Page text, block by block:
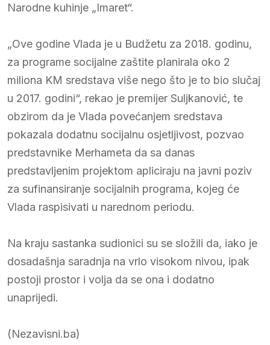
Narodne kuhinje „Imaret“.
„Ove godine Vlada je u Budžetu za 2018. godinu,
za programe socijalne zaštite planirala oko 2
miliona KM sredstava više nego što je to bio slučaj
u 2017. godini“, rekao je premijer Suljkanović, te
obzirom da je Vlada povećanjem sredstava
pokazala dodatnu socijalnu osjetljivost, pozvao
predstavnike Merhameta da sa danas
predstavljenim projektom apliciraju na javni poziv
za sufinansiranje socijalnih programa, kojeg će
Vlada raspisivati u narednom periodu.
Na kraju sastanka sudionici su se složili da, iako je
dosadašnja saradnja na vrlo visokom nivou, ipak
postoji prostor i volja da se ona i dodatno
unaprijedi.
(Nezavisni.ba)